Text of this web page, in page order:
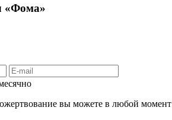
«Фома»
вы можете в любой момент